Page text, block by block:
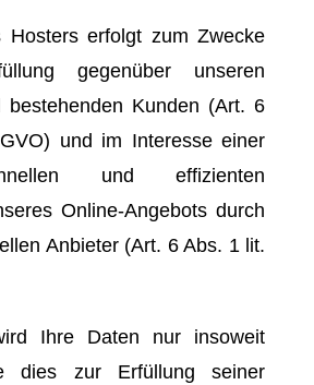
Hosters erfolgt zum Zwecke
gegenüber unseren
bestehenden Kunden (Art. 6
und im Interesse einer
und effizienten
Online-Angebots durch
Anbieter (Art. 6 Abs. 1 lit.
Ihre Daten nur insoweit
dies zur Erfüllung seiner